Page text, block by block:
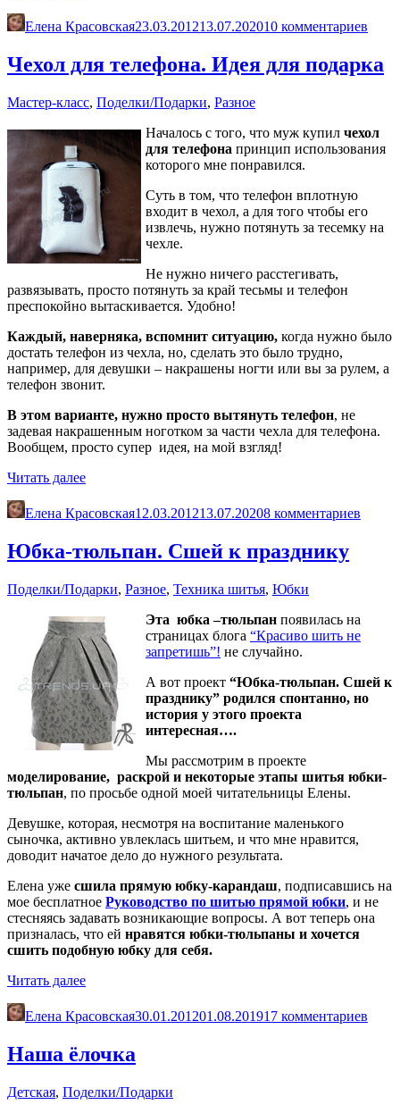
чехол
для
с
Елена Красовская23.03.201213.07.202010 комментариев
Чехол для телефона. Идея для подарка
Мастер-класс, Поделки/Подарки, Разное
Началось с того, что муж купил чехол
для телефона принцип использования
которого мне понравился.
Суть в том, что телефон вплотную
входит в чехол, а для того чтобы его
извлечь, нужно потянуть за тесемку на
чехле.
Не нужно ничего расстегивать,
развязывать, просто потянуть за край тесьмы и телефон
преспокойно вытаскивается. Удобно!
Каждый, наверняка, вспомнит ситуацию, когда нужно было
достать телефон из чехла, но, сделать это было трудно,
например, для девушки – накрашены ногти или вы за рулем, а
телефон звонит.
В этом варианте, нужно просто вытянуть телефон, не
задевая накрашенным ноготком за части чехла для телефона.
Вообщем, просто супер идея, на мой взгляд!
Читать далее«Чехол
телефона.
Идея
подарка»
Елена Красовская12.03.201213.07.20208 комментариев
Юбка-тюльпан. Сшей к празднику
Поделки/Подарки, Разное, Техника шитья, Юбки
Эта юбка –тюльпан появилась на
страницах блога “Красиво шить не
запретишь”! не случайно.
А вот проект “Юбка-тюльпан. Сшей к
празднику” родился спонтанно, но
история у этого проекта
интересная….
Мы рассмотрим в проекте
моделирование, раскрой и некоторые этапы шитья юбки-
тюльпан, по просьбе одной моей читательницы Елены.
Девушке, которая, несмотря на воспитание маленького
сыночка, активно увлеклась шитьем, и что мне нравится,
доводит начатое дело до нужного результата.
Елена уже сшила прямую юбку-карандаш, подписавшись на
мое бесплатное Руководство по шитью прямой юбки, и не
стесняясь задавать возникающие вопросы. А вот теперь она
призналась, что ей нравятся юбки-тюльпаны и хочется
сшить подобную юбку для себя.
Читать далее«Юбка-
Сшей
к
Елена Красовская30.01.201201.08.201917 комментариев
Наша ёлочка
Детская, Поделки/Подарки